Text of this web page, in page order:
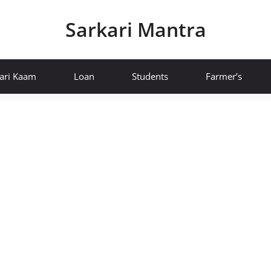
Sarkari Mantra
Kaam Loan Students Farmer’s